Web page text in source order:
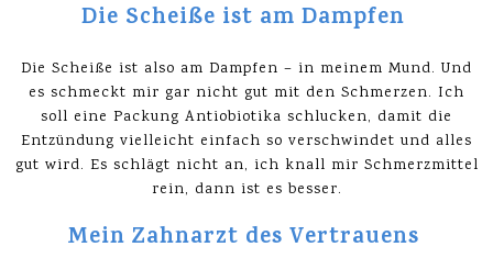
Die Scheiße ist am Dampfen
Die Scheiße ist also am Dampfen – in meinem Mund. Und
es schmeckt mir gar nicht gut mit den Schmerzen. Ich
soll eine Packung Antiobiotika schlucken, damit die
Entzündung vielleicht einfach so verschwindet und alles
gut wird. Es schlägt nicht an, ich knall mir Schmerzmittel
rein, dann ist es besser.
Mein Zahnarzt des Vertrauens